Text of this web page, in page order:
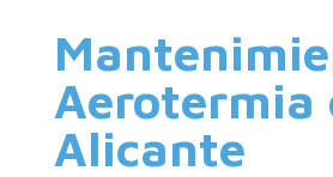
Aerotermia
Alicante